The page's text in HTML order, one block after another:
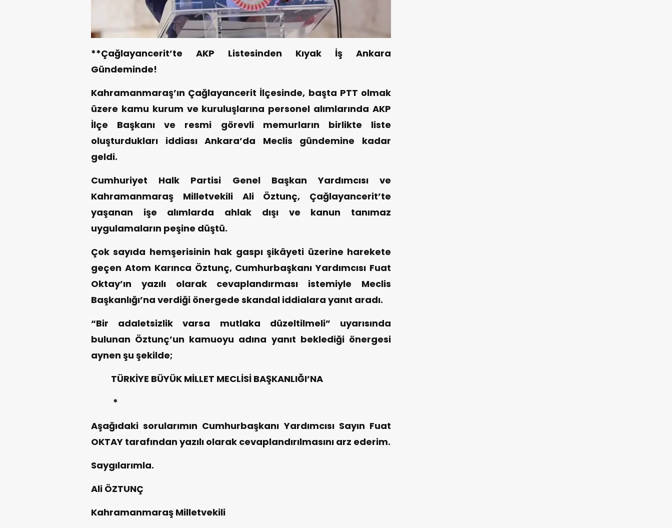
**Çağlayancerit’te AKP Listesinden Kıyak İş Ankara
Gündeminde!
Kahramanmaraş’ın Çağlayancerit İlçesinde, başta PTT olmak
üzere kamu kurum ve kuruluşlarına personel alımlarında AKP
İlçe Başkanı ve resmi görevli memurların birlikte liste
oluşturdukları iddiası Ankara’da Meclis gündemine kadar
geldi.
Cumhuriyet Halk Partisi Genel Başkan Yardımcısı ve
Kahramanmaraş Milletvekili Ali Öztunç, Çağlayancerit’te
yaşanan işe alımlarda ahlak dışı ve kanun tanımaz
uygulamaların peşine düştü.
Çok sayıda hemşerisinin hak gaspı şikâyeti üzerine harekete
geçen Atom Karınca Öztunç, Cumhurbaşkanı Yardımcısı Fuat
Oktay’ın yazılı olarak cevaplandırması istemiyle Meclis
Başkanlığı’na verdiği önergede skandal iddialara yanıt aradı.
“Bir adaletsizlik varsa mutlaka düzeltilmeli” uyarısında
bulunan Öztunç’un kamuoyu adına yanıt beklediği önergesi
aynen şu şekilde;
TÜRKİYE BÜYÜK MİLLET MECLİSİ BAŞKANLIĞI’NA
*
Aşağıdaki sorularımın Cumhurbaşkanı Yardımcısı Sayın Fuat
OKTAY tarafından yazılı olarak cevaplandırılmasını arz ederim.
Saygılarımla.
Ali ÖZTUNÇ
Kahramanmaraş Milletvekili